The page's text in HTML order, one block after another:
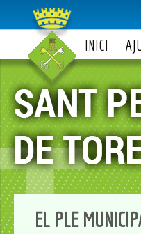
INICI
EL PLE